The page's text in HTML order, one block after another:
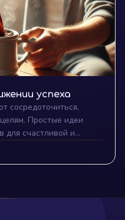
успеха
сосредоточиться,
Простые идеи
для счастливой и